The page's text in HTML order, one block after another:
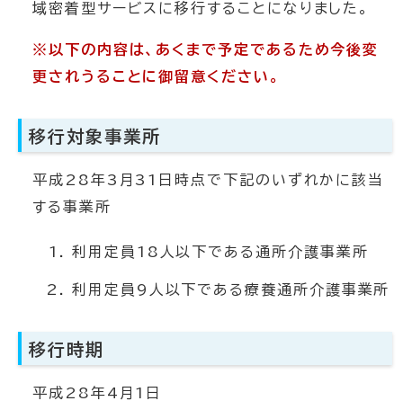
域密着型サービスに移行することになりました。
※以下の内容は、あくまで予定であるため今後変
更されうることに御留意ください。
移行対象事業所
平成28年3月31日時点で下記のいずれかに該当
する事業所
利用定員18人以下である通所介護事業所
利用定員9人以下である療養通所介護事業所
移行時期
平成28年4月1日